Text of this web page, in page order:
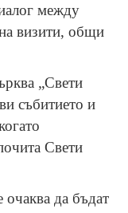
между
визити, общи
„Свети
събитието и
Свети
да бъдат